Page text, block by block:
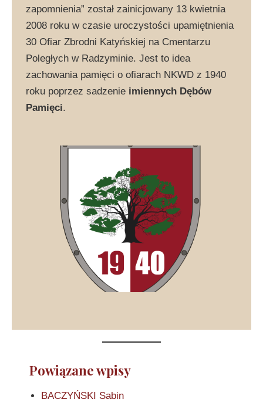
zapomnienia” został zainicjowany 13 kwietnia
2008 roku w czasie uroczystości upamiętnienia
30 Ofiar Zbrodni Katyńskiej na Cmentarzu
Poległych w Radzyminie. Jest to idea
zachowania pamięci o ofiarach NKWD z 1940
roku poprzez sadzenie imiennych Dębów
Pamięci.
Powiązane wpisy
BACZYŃSKI Sabin